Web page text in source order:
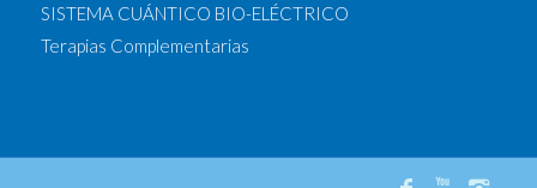
SISTEMA CUÁNTICO BIO-ELÉCTRICO
Terapias Complementarias